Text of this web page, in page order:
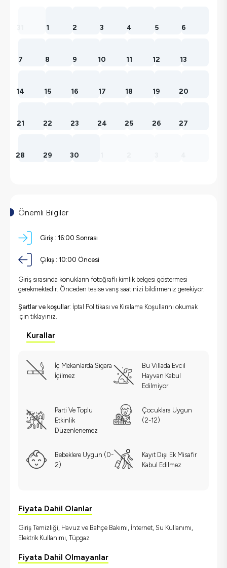
1 2 3 4 5 6
7 8 9 10 11 12 13
14 15 16 17 18 19 20
21 22 23 24 25 26 27
28 29 30
Önemli Bilgiler
Giriş : 16:00 Sonrası
Çıkış : 10:00 Öncesi
Giriş sırasında konukların fotoğraflı kimlik belgesi göstermesi
gerekmektedir. Önceden tesise varış saatinizi bildirmeniz gerekiyor.
Şartlar ve koşullar: İptal Politikası ve Kiralama Koşullarını okumak
için tıklayınız.
Kurallar
İç Mekanlarda Sigara
İçilmez
Bu Villada Evcil
Hayvan Kabul
Edilmiyor
Parti Ve Toplu
Etkinlik
Düzenlenemez
Çocuklara Uygun
(2-12)
Bebeklere Uygun (0-
2)
Kayıt Dışı Ek Misafir
Kabul Edilmez
Fiyata Dahil Olanlar
Giriş Temizliği, Havuz ve Bahçe Bakımı, İnternet, Su Kullanımı,
Elektrik Kullanımı, Tüpgaz
Fiyata Dahil Olmayanlar